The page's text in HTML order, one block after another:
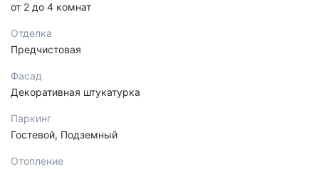
от 2 до 4 комнат
Отделка
Предчистовая
Фасад
Декоративная штукатурка
Паркинг
Гостевой, Подземный
Отопление